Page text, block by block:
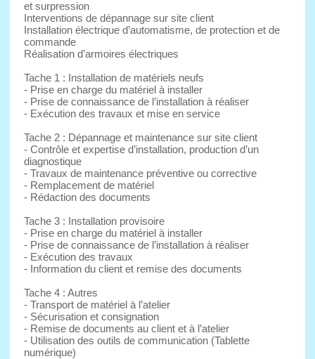
et surpression
Interventions de dépannage sur site client
Installation électrique d’automatisme, de protection et de
commande
Réalisation d’armoires électriques
Tache 1 : Installation de matériels neufs
- Prise en charge du matériel à installer
- Prise de connaissance de l’installation à réaliser
- Exécution des travaux et mise en service
Tache 2 : Dépannage et maintenance sur site client
- Contrôle et expertise d’installation, production d’un
diagnostique
- Travaux de maintenance préventive ou corrective
- Remplacement de matériel
- Rédaction des documents
Tache 3 : Installation provisoire
- Prise en charge du matériel à installer
- Prise de connaissance de l’installation à réaliser
- Exécution des travaux
- Information du client et remise des documents
Tache 4 : Autres
- Transport de matériel à l’atelier
- Sécurisation et consignation
- Remise de documents au client et à l’atelier
- Utilisation des outils de communication (Tablette
numérique)